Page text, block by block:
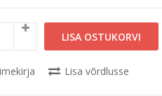
Lisa võrdlusse